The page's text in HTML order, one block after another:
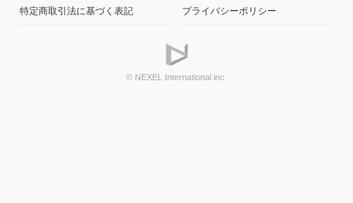
特定商取引法に基づく表記 プライバシーポリシー
© NEXEL International inc.